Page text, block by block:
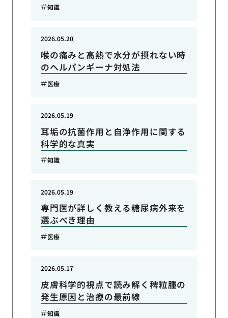
知識
喉の痛みと高熱で水分が摂れない時
のヘルパンギーナ対処法
2026.05.20
医療
耳垢の抗菌作用と自浄作用に関する
科学的な真実
2026.05.19
知識
専門医が詳しく教える糖尿病外来を
選ぶべき理由
2026.05.19
医療
皮膚科学的視点で読み解く稗粒腫の
発生原因と治療の最前線
2026.05.17
知識